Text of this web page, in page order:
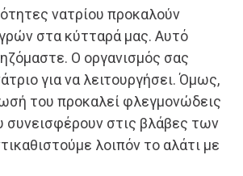
νατρίου προκαλούν
στα κύτταρά μας. Αυτό
Ο οργανισμός σας
για να λειτουργήσει. Όμως,
του προκαλεί φλεγμονώδεις
συνεισφέρουν στις βλάβες των
λοιπόν το αλάτι με